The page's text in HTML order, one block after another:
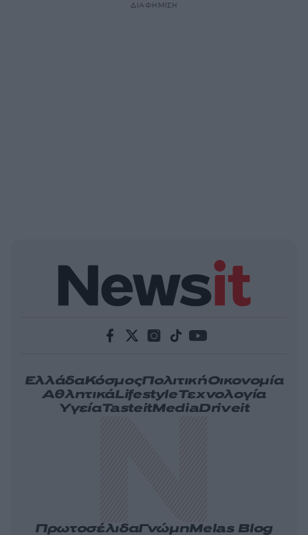
ΔΙΑΦΗΜΙΣΗ
ΕλλάδαΚόσμοςΠολιτικήΟικονομία
ΑθλητικάLifestyleΤεχνολογία
ΥγείαTasteitMediaDriveit
ΠρωτοσέλιδαΓνώμηMelas Blog